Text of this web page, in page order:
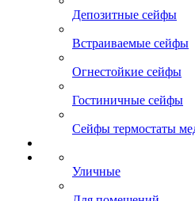
Депозитные сейфы
Встраиваемые сейфы
Огнестойкие сейфы
Гостиничные сейфы
Сейфы термостаты
Уличные